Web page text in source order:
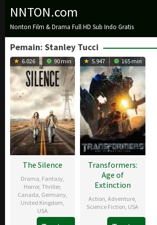
Loncat
konten
NNTON.com
Nonton Film & Drama Full HD Sub Indo Gratis
Pemain: Stanley Tucci
6.026 90 min
The Silence
Drama Fantasy
Horror,Thriller,
Canada Germany
United Kingdom
USA
5.947 165 min
Transformers:
Age of
Extinction
Action ,Adventure
Science Fiction USA